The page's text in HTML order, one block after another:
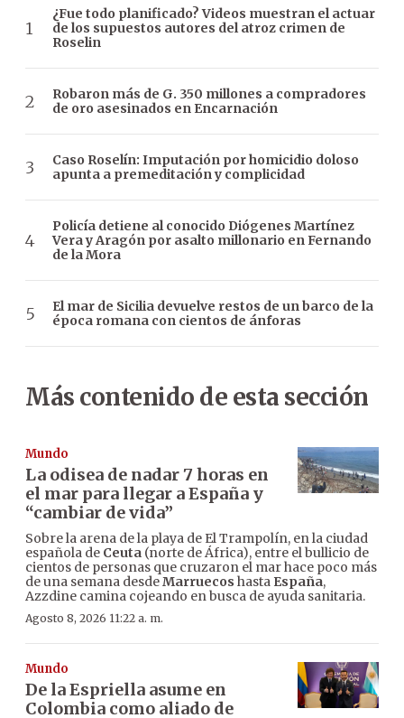
¿Fue todo planificado? Videos muestran el actuar
de los supuestos autores del atroz crimen de
Roselin
Robaron más de G. 350 millones a compradores
de oro asesinados en Encarnación
Caso Roselín: Imputación por homicidio doloso
apunta a premeditación y complicidad
Policía detiene al conocido Diógenes Martínez
Vera y Aragón por asalto millonario en Fernando
de la Mora
El mar de Sicilia devuelve restos de un barco de la
época romana con cientos de ánforas
Más contenido de esta sección
Mundo
La odisea de nadar 7 horas en
el mar para llegar a España y
“cambiar de vida”
Sobre la arena de la playa de El Trampolín, en la ciudad
española de Ceuta (norte de África), entre el bullicio de
cientos de personas que cruzaron el mar hace poco más
de una semana desdeMarruecos hasta España,
Azzdine camina cojeando en busca de ayuda sanitaria.
Agosto 8, 2026 11:22 a. m.
Mundo
De la Espriella asume en
Colombia como aliado de